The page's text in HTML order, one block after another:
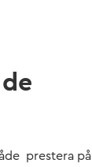
prestera på